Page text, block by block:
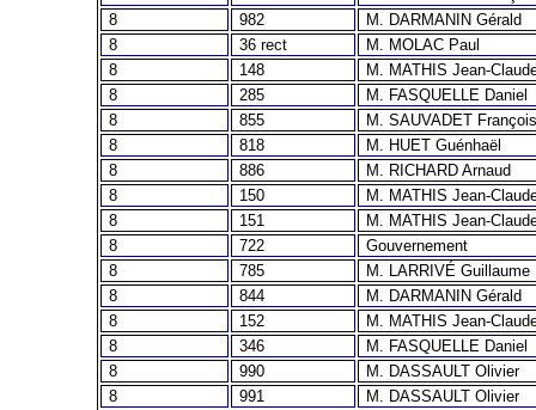
8
982
M. DARMANIN Gérald
8
36 rect
M. MOLAC Paul
8
148
M. MATHIS Jean-
8
285
M. FASQUELLE Daniel
8
855
M. SAUVADET
8
818
M. HUET Guénhaël
8
886
M. RICHARD Arnaud
8
150
M. MATHIS Jean-
8
151
M. MATHIS Jean-
8
722
Gouvernement
8
785
M. LARRIVÉ Guillaume
8
844
M. DARMANIN Gérald
8
152
M. MATHIS Jean-
8
346
M. FASQUELLE Daniel
8
990
M. DASSAULT Olivier
8
991
M. DASSAULT Olivier